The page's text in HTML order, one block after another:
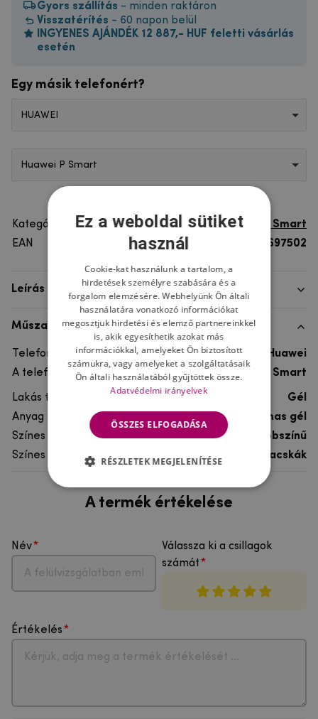
Gyors szállítás - minden raktáron
Visszatérítés - 60 napon belül
INGYENES AJÁNDÉK 12 887,- HUF feletti vásárlás
esetén
Egy másik telefonért?
HUAWEI
Huawei P Smart
Kategória
Huawei P Smart
EAN
8596579697502
Leírás
Műszaki adatok
Telefon márka
Huawei
A telefonmodellhez
Huawei P Smart
Lakás típusa
Gél
Anyag
rugalmas gél
Színes
többszínű
Színes motívum
Macskák
A termék értékelése
Név
Válassza ki a csillagok
számát
Értékelés
Ez a weboldal sütiket
használ
Cookie-kat használunk a tartalom, a
hirdetések személyre szabására és a
forgalom elemzésére. Webhelyünk Ön általi
használatára vonatkozó információkat
megosztjuk hirdetési és elemző partnereinkkel
is, akik egyesíthetik azokat más
információkkal, amelyeket Ön biztosított
számukra, vagy amelyeket a szolgáltatásaik
Ön általi használatából gyűjtöttek össze.
Adatvédelmi irányelvek
ÖSSZES ELFOGADÁSA
RÉSZLETEK MEGJELENÍTÉSE